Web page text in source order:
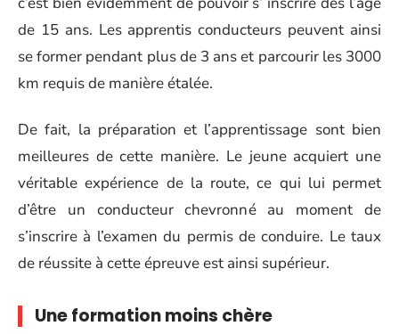
de 15 ans. Les apprentis conducteurs peuvent ainsi
se former pendant plus de 3 ans et parcourir les 3000
km requis de manière étalée.
De fait, la préparation et l’apprentissage sont bien
meilleures de cette manière. Le jeune acquiert une
véritable expérience de la route, ce qui lui permet
d’être un conducteur chevronné au moment de
s’inscrire à l’examen du permis de conduire. Le taux
de réussite à cette épreuve est ainsi supérieur.
Une formation moins chère